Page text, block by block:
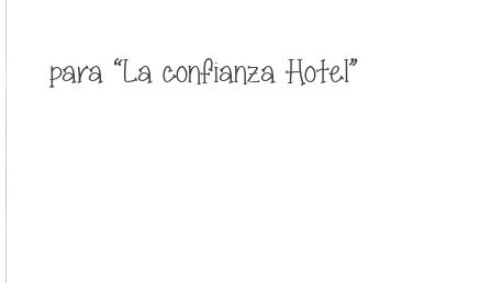
para “La confianza Hotel”